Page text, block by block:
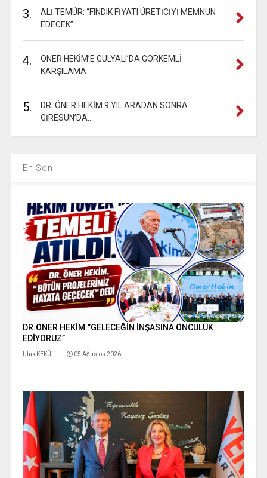
3.
ALİ TEMÜR: “FINDIK FİYATI ÜRETİCİYİ MEMNUN
EDECEK”
4.
ÖNER HEKİM’E GÜLYALI’DA GÖRKEMLİ
KARŞILAMA
5.
DR. ÖNER HEKİM 9 YIL ARADAN SONRA
GİRESUN’DA…
En Son
DR.ÖNER HEKİM:”GELECEĞİN İNŞASINA ÖNCÜLÜK
EDİYORUZ”
Ufuk KEKÜL 05 Ağustos 2026